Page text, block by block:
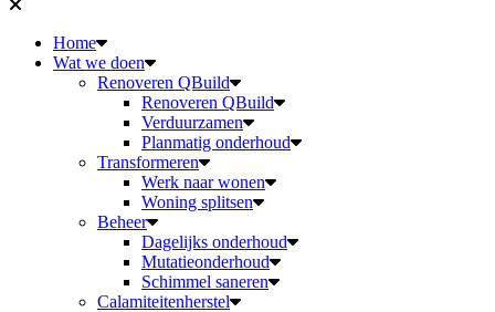
Home
Wat we doen
Renoveren QBuild
Renoveren QBuild
Verduurzamen
Planmatig onderhoud
Transformeren
Werk naar wonen
Woning splitsen
Beheer
Dagelijks onderhoud
Mutatieonderhoud
Schimmel saneren
Calamiteitenherstel